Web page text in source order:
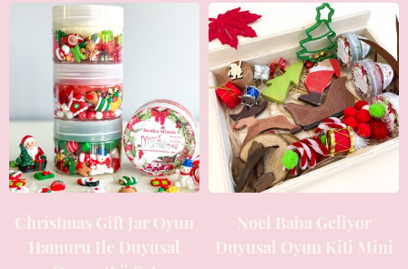
Christmas Gift Jar Oyun
Hamuru Ile Duyusal
Noel Baba Geliyor
Duyusal Oyun Kiti Mini